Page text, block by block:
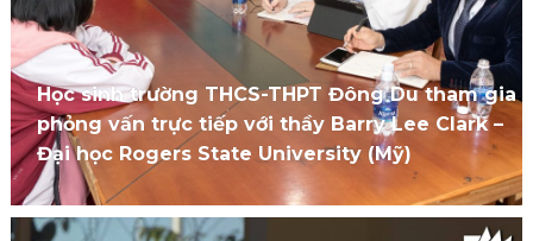
Học sinh trường THCS-THPT Đông Du tham gia
phỏng vấn trực tiếp với thầy Barry Lee Clark –
Đại học Rogers State University (Mỹ)